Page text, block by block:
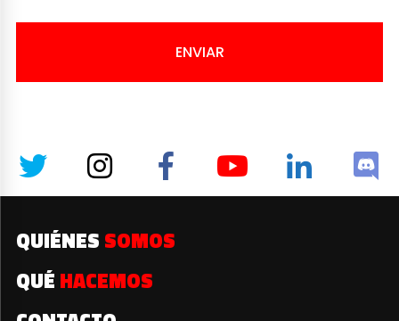
ENVIAR
QUIÉNES SOMOS
QUÉ HACEMOS